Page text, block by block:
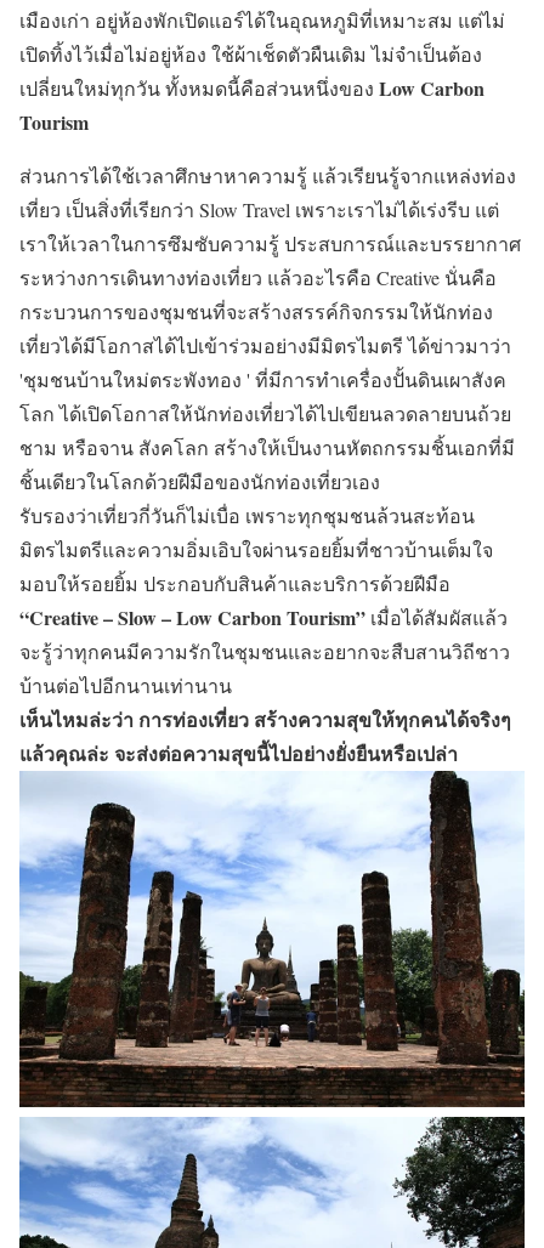
เมืองเก่า อยู่ห้องพักเปิดแอร์ได้ในอุณหภูมิที่เหมาะสม แต่ไม่
เปิดทิ้งไว้เมื่อไม่อยู่ห้อง ใช้ผ้าเช็ดตัวผืนเดิม ไม่จำเป็นต้อง
เปลี่ยนใหม่ทุกวัน ทั้งหมดนี้คือส่วนหนึ่งของ Low Carbon
Tourism
ส่วนการได้ใช้เวลาศึกษาหาความรู้ แล้วเรียนรู้จากแหล่งท่อง
เที่ยว เป็นสิ่งที่เรียกว่า Slow Travel เพราะเราไม่ได้เร่งรีบ แต่
เราให้เวลาในการซึมซับความรู้ ประสบการณ์และบรรยากาศ
ระหว่างการเดินทางท่องเที่ยว แล้วอะไรคือ Creative นั่นคือ
กระบวนการของชุมชนที่จะสร้างสรรค์กิจกรรมให้นักท่อง
เที่ยวได้มีโอกาสได้ไปเข้าร่วมอย่างมีมิตรไมตรี ได้ข่าวมาว่า
'ชุมชนบ้านใหม่ตระพังทอง ' ที่มีการทำเครื่องปั้นดินเผาสังค
โลก ได้เปิดโอกาสให้นักท่องเที่ยวได้ไปเขียนลวดลายบนถ้วย
ชาม หรือจาน สังคโลก สร้างให้เป็นงานหัตถกรรมชิ้นเอกที่มี
ชิ้นเดียวในโลกด้วยฝีมือของนักท่องเที่ยวเอง
รับรองว่าเที่ยวกี่วันก็ไม่เบื่อ เพราะทุกชุมชนล้วนสะท้อน
มิตรไมตรีและความอิ่มเอิบใจผ่านรอยยิ้มที่ชาวบ้านเต็มใจ
มอบให้รอยยิ้ม ประกอบกับสินค้าและบริการด้วยฝีมือ
“Creative – Slow – Low Carbon Tourism” เมื่อได้สัมผัสแล้ว
จะรู้ว่าทุกคนมีความรักในชุมชนและอยากจะสืบสานวิถีชาว
บ้านต่อไปอีกนานเท่านาน
เห็นไหมล่ะว่า การท่องเที่ยว สร้างความสุขให้ทุกคนได้จริงๆ
แล้วคุณล่ะ จะส่งต่อความสุขนี้ไปอย่างยั่งยืนหรือเปล่า